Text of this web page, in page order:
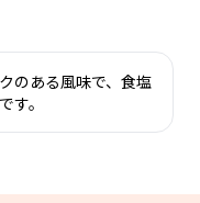
のある風味で、食塩
す。